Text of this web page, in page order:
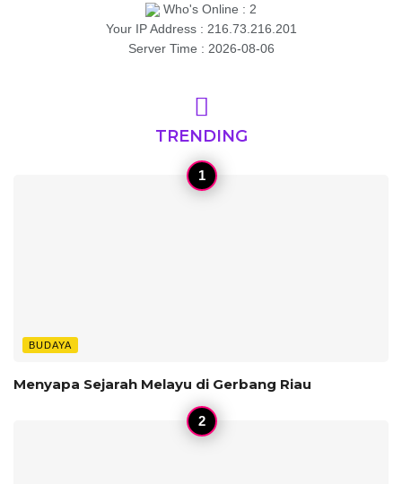
Who's Online : 2
Your IP Address : 216.73.216.201
Server Time : 2026-08-06
TRENDING
BUDAYA
Menyapa Sejarah Melayu di Gerbang Riau